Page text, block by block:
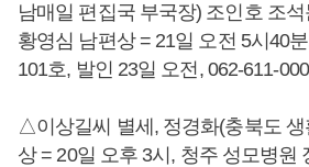
남매일 편집국 부국장) 조인호 조
황영심 남편상 = 21일 오전 5시40
101호, 발인 23일 오전, 062-611-
△이상길씨 별세, 정경화(충북도
상 = 20일 오후 3시, 청주 성모병원